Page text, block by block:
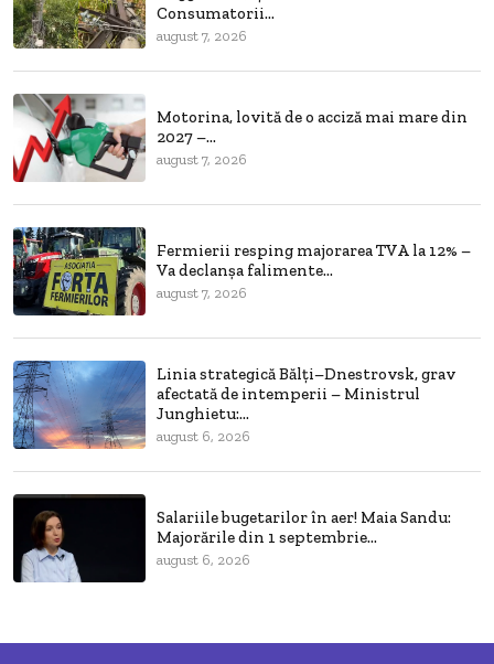
Consumatorii...
august 7, 2026
Motorina, lovită de o acciză mai mare din
2027 –...
august 7, 2026
Fermierii resping majorarea TVA la 12% –
Va declanșa falimente...
august 7, 2026
Linia strategică Bălți–Dnestrovsk, grav
afectată de intemperii – Ministrul
Junghietu:...
august 6, 2026
Salariile bugetarilor în aer! Maia Sandu:
Majorările din 1 septembrie...
august 6, 2026